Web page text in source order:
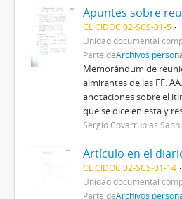
CL CIDOC 02-SCS-01-5
Unidad documental
Parte deArchivos
Memorándum de
almirantes de las FF.
anotaciones sobre el
que se dice en esta y
Sergio Covarrubias
CL CIDOC 02-SCS-01-14
Unidad documental
Parte deArchivos